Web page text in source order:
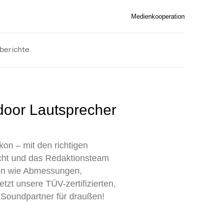
Medienkooperation
– mit den richtigen
und das Redaktionsteam
wie Abmessungen,
unsere TÜV-zertifizierten,
für draußen!